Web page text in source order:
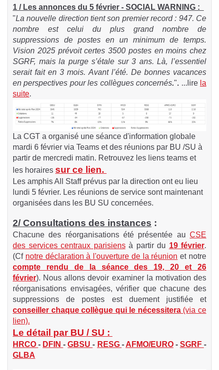
1 / Les annonces du 5 février - SOCIAL WARNING :
"La nouvelle direction tient son premier record : 947. Ce
nombre est celui du plus grand nombre de
suppressions de postes en un minimum de temps.
Vision 2025 prévoit certes 3500 postes en moins chez
SGRF, mais la purge s’étale sur 3 ans. Là, l’essentiel
serait fait en 3 mois. Avant l’été. De bonnes vacances
en perspectives pour les collègues concernés.". ...lire la
suite.
La CGT a organisé une séance d'information globale
mardi 6 février via Teams et des réunions par BU /SU à
partir de mercredi matin. Retrouvez les liens teams et
les horaires sur ce lien.
Les amphis All Staff prévus par la direction ont eu lieu
lundi 5 février. Les réunions de service sont maintenant
organisées dans les BU SU concernées.
2/ Consultations des instances :
Chacune des réorganisations été présentée au CSE
des services centraux parisiensà partir du 19 février.
(Cf notre déclaration à l'ouverture de la réunion et notre
compte rendu de la séance des 19, 20 et 26
février). Nous allons devoir examiner la motivation des
réorganisations envisagées, vérifier que chacune des
suppressions de postes est duement justifiée et
conseiller chaque collègue qui le nécessitera (via ce
lien).
Le détail par BU / SU :
HRCO- DFIN-GBSU- RESG - AFMO/EURO- SGRF-
GLBA